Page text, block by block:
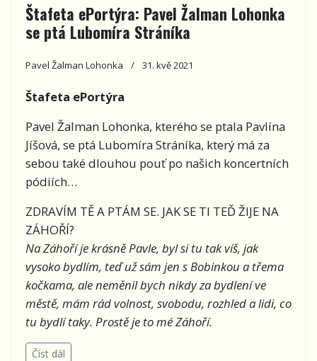
Štafeta ePortýra: Pavel Žalman Lohonka
se ptá Lubomíra Stráníka
Pavel Žalman Lohonka 31. kvě 2021
Štafeta ePortýra
Pavel Žalman Lohonka, kterého se ptala Pavlína
Jíšová, se ptá Lubomíra Stráníka, který má za
sebou také dlouhou pouť po našich koncertních
pódiích…
ZDRAVÍM TĚ A PTÁM SE. JAK SE TI TEĎ ŽIJE NA
ZÁHOŘÍ?
Na Záhoří je krásně Pavle, byl si tu tak víš, jak
vysoko bydlím, teď už sám jen s Bobinkou a třema
kočkama, ale neměnil bych nikdy za bydlení ve
městě, mám rád volnost, svobodu, rozhled a lidi, co
tu bydlí taky. Prostě je to mé Záhoří.
Číst dál